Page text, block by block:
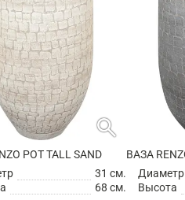
search
POT TALL SAND
31 см.
68 см.
Диаметр
Высота